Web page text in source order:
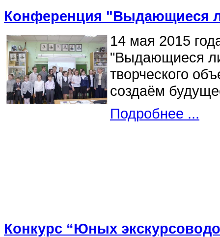
Конференция "Выдающиеся
14 мая 2015
"Выдающиеся
творческого
создаём
Подробнее ...
Конкурс “Юных